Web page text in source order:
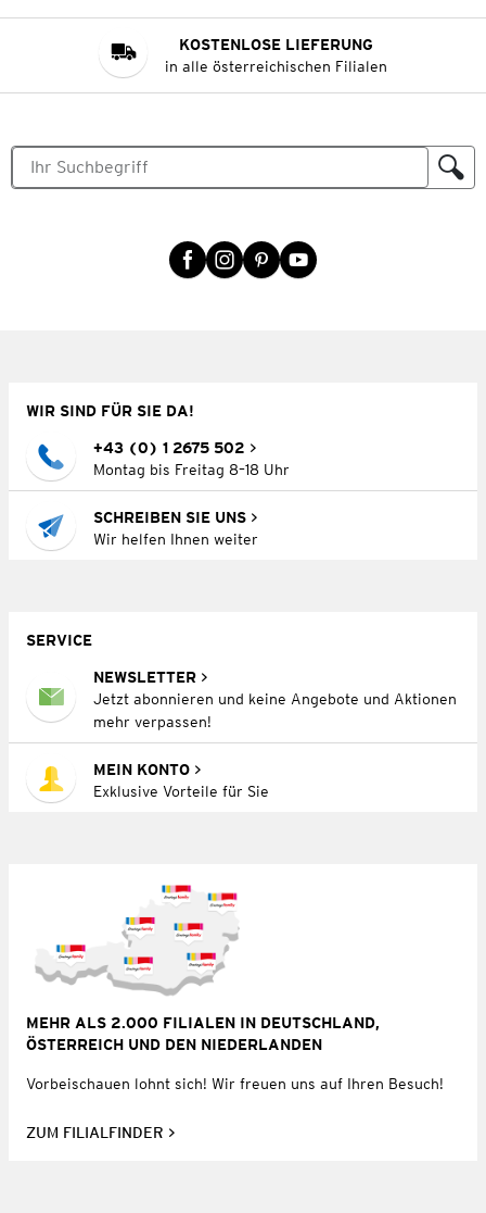
KOSTENLOSE LIEFERUNG
in alle österreichischen Filialen
WIR SIND FÜR SIE DA!
+43 (0) 1 2675 502
Montag bis Freitag 8–18 Uhr
SCHREIBEN SIE UNS
Wir helfen Ihnen weiter
SERVICE
NEWSLETTER
Jetzt abonnieren und keine Angebote und Aktionen
mehr verpassen!
MEIN KONTO
Exklusive Vorteile für Sie
MEHR ALS 2.000 FILIALEN IN DEUTSCHLAND,
ÖSTERREICH UND DEN NIEDERLANDEN
Vorbeischauen lohnt sich! Wir freuen uns auf Ihren Besuch!
ZUM FILIALFINDER